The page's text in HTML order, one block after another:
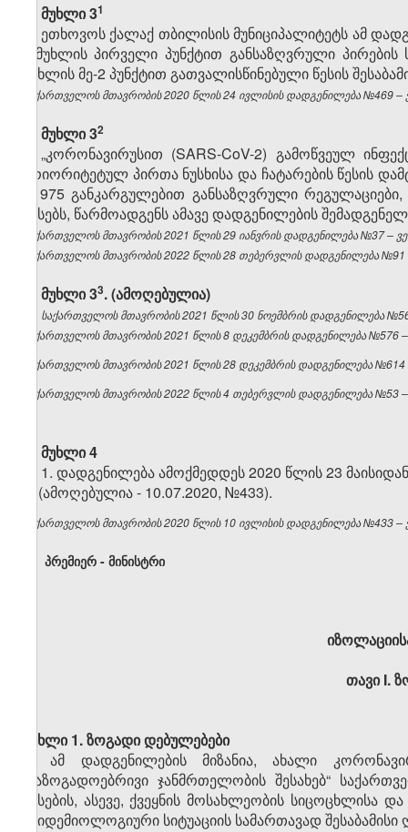
მუხლი 3​1
ეთხოვოს ქალაქ თბილისის მუნიციპალიტეტს ამ
მუხლის პირველი პუნქტით განსაზღვრული პირების
მუხლის მე-2 პუნქტით გათვალისწინებული წესის
საქართველოს მთავრობის 2020 წლის 24 ივლისის დადგენილება №469 –
მუხლი 3​2
„კორონავირუსით (SARS-CoV-2) გამოწვეულ
პრიორიტეტულ პირთა ნუსხისა და ჩატარების წესის
№975 განკარგულებით განსაზღვრული
წესებს, წარმოადგენს ამავე დადგენილების
საქართველოს მთავრობის 2021 წლის 29 იანვრის დადგენილება №37 –
საქართველოს მთავრობის 2022 წლის 28 თებერვლის დადგენილება №91
მუხლი 3​3. (ამოღებულია)
საქართველოს მთავრობის 2021 წლის 30 ნოემბრის დადგენილება
საქართველოს მთავრობის 2021 წლის 8 დეკემბრის დადგენილება №576
საქართველოს მთავრობის 2021 წლის 28 დეკემბრის დადგენილება №614
საქართველოს მთავრობის 2022 წლის 4 თებერვლის დადგენილება №53 –
მუხლი 4
1. დადგენილება ამოქმედდეს 2020 წლის 23
2. (ამოღებულია - 10.07.2020, №433).
საქართველოს მთავრობის 2020 წლის 10 ივლისის დადგენილება №433 –
პრემიერ - მინისტრი
თავიI.
მუხლი 1. ზოგადი დებულებები
1. ამ დადგენილების მიზანია, ახალი
„საზოგადოებრივი ჯანმრთელობის შესახებ“
წესების, ასევე, ქვეყნის მოსახლეობის
ეპიდემიოლოგიური სიტუაციის სამართავად შესაბამისი